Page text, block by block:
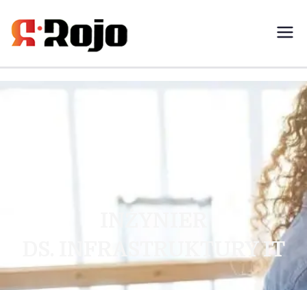
Rojo- agencja pracy świadczymy
rekrutacji między pracodawcą a
DS. INFRASTRUKTURY IT